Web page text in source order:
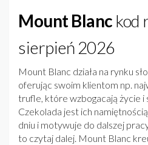
Mount Blanc kod
sierpień 2026
Mount Blanc działa na rynku
oferując swoim klientom np.
trufle, które wzbogacają życie i
Czekolada jest ich
dniu i motywuje do dalszej
to czytaj dalej. Mount Blanc